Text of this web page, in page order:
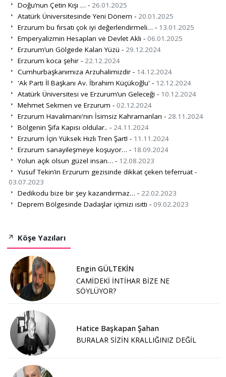
Doğu’nun Çetin Kışı … - 26.01.2025
Atatürk Üniversitesinde Yeni Dönem - 20.01.2025
Erzurum bu fırsatı çok iyi değerlendirmeli… - 13.01.2025
Emperyalizmin Hesapları ve Devlet Aklı - 06.01.2025
Erzurum’un Gölgede Kalan Yüzü - 29.12.2024
Erzurum koca şehir - 22.12.2024
Cumhurbaşkanımıza Arzuhalimizdir - 14.12.2024
'Ak Parti İl Başkanı Av. İbrahim Küçükoğlu' - 12.12.2024
Atatürk Üniversitesi ve Erzurum’un Geleceği - 10.12.2024
Mehmet Sekmen ve Erzurum - 02.12.2024
Erzurum Havalimanı'nın İsimsiz Kahramanları - 28.11.2024
Bölgenin Şifa Kapısı oldular.. - 24.11.2024
Erzurum İçin Yüksek Hızlı Tren Şart! - 11.11.2024
Erzurum sanayileşmeye koşuyor… - 18.09.2024
Yolun açık olsun güzel insan… - 12.08.2023
Yusuf Tekin’in Erzurum gezisinde dikkat çeken teferruat -
03.07.2023
Dedikodu bize bir şey kazandırmaz… - 22.02.2023
Deprem Bölgesinde Dadaşlar içimizi ısıttı - 09.02.2023
Köşe Yazıları
Engin GÜLTEKİN
CAMİDEKİ İNTİHAR BİZE NE
SÖYLÜYOR?
Hatice Başkapan Şahan
BURALAR SİZİN KRALLIĞINIZ DEĞİL